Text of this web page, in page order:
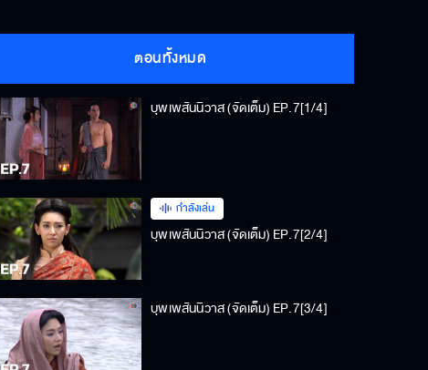
ตอนทั้งหมด
บุพเพสันนิวาส (จัดเต็ม) EP.7[1/4]
กำลังเล่น
บุพเพสันนิวาส (จัดเต็ม) EP.7[2/4]
บุพเพสันนิวาส (จัดเต็ม) EP.7[3/4]